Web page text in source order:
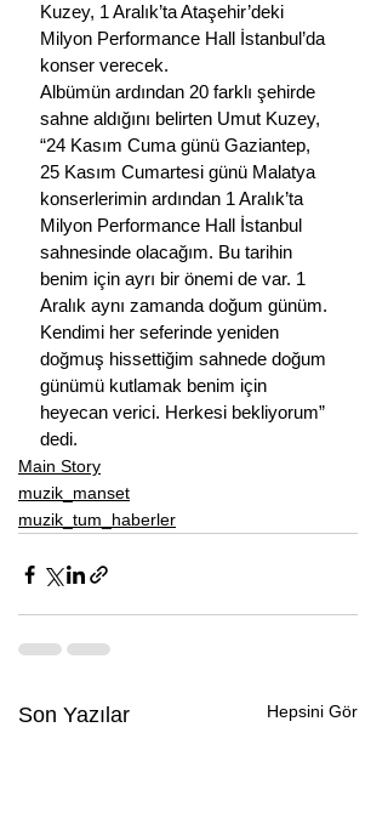
Kuzey, 1 Aralık’ta Ataşehir’deki
Milyon Performance Hall İstanbul’da
konser verecek.
Albümün ardından 20 farklı şehirde
sahne aldığını belirten Umut Kuzey,
“24 Kasım Cuma günü Gaziantep,
25 Kasım Cumartesi günü Malatya
konserlerimin ardından 1 Aralık’ta
Milyon Performance Hall İstanbul
sahnesinde olacağım. Bu tarihin
benim için ayrı bir önemi de var. 1
Aralık aynı zamanda doğum günüm.
Kendimi her seferinde yeniden
doğmuş hissettiğim sahnede doğum
günümü kutlamak benim için
heyecan verici. Herkesi bekliyorum”
dedi.
Main Story
muzik_manset
muzik_tum_haberler
Son Yazılar Hepsini Gör